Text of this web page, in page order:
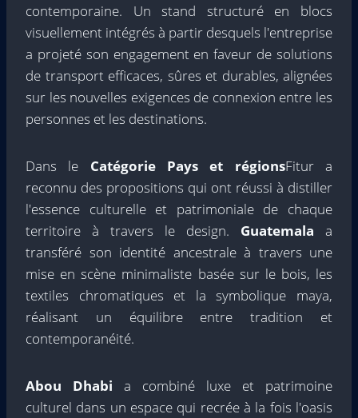
contemporaine. Un stand structuré en blocs
visuellement intégrés à partir desquels l'entreprise
a projeté son engagement en faveur de solutions
de transport efficaces, sûres et durables, alignées
sur les nouvelles exigences de connexion entre les
personnes et les destinations.
Dans le Catégorie Pays et régionsFitur a
reconnu des propositions qui ont réussi à distiller
l'essence culturelle et patrimoniale de chaque
territoire à travers le design. Guatemala a
transféré son identité ancestrale à travers une
mise en scène minimaliste basée sur le bois, les
textiles chromatiques et la symbolique maya,
réalisant un équilibre entre tradition et
contemporanéité.
Abou Dhabi a combiné luxe et patrimoine
culturel dans un espace qui recrée à la fois l'oasis